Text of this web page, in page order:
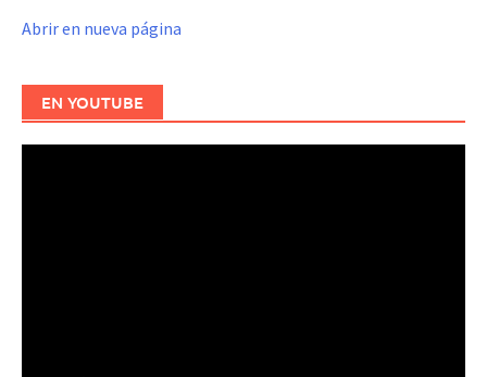
Abrir en nueva página
EN YOUTUBE